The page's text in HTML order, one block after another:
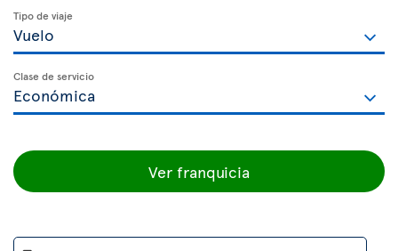
Tipo de viaje
Clase de servicio
Ver franquicia